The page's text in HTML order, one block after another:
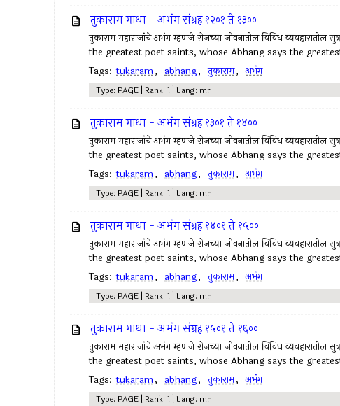
तुकाराम गाथा - अभंग संग्रह १२०१ ते १३००
तुकाराम महाराजांचे अभंग म्हणजे रोजच्या जीवनातील विविध
the greatest poet saints, whose Abhang says the
Tags: tukaram, abhang, तुकाराम, अभंग
Type: PAGE | Rank: 1 | Lang: mr
तुकाराम गाथा - अभंग संग्रह १३०१ ते १४००
तुकाराम महाराजांचे अभंग म्हणजे रोजच्या जीवनातील विविध
the greatest poet saints, whose Abhang says the
Tags: tukaram, abhang, तुकाराम, अभंग
Type: PAGE | Rank: 1 | Lang: mr
तुकाराम गाथा - अभंग संग्रह १४०१ ते १५००
तुकाराम महाराजांचे अभंग म्हणजे रोजच्या जीवनातील विविध
the greatest poet saints, whose Abhang says the
Tags: tukaram, abhang, तुकाराम, अभंग
Type: PAGE | Rank: 1 | Lang: mr
तुकाराम गाथा - अभंग संग्रह १५०१ ते १६००
तुकाराम महाराजांचे अभंग म्हणजे रोजच्या जीवनातील विविध
the greatest poet saints, whose Abhang says the
Tags: tukaram, abhang, तुकाराम, अभंग
Type: PAGE | Rank: 1 | Lang: mr